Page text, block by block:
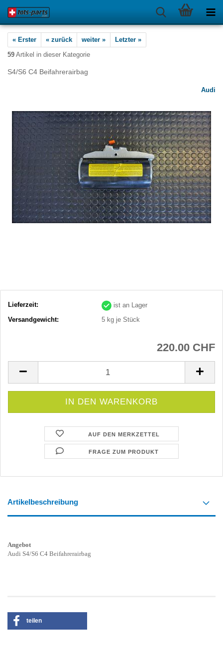
« Erster « zurück weiter »
Letzter »
59 Artikel in dieser Kategorie
S4/S6 C4 Beifahrerairbag
Audi
Lieferzeit:
ist an Lager
Versandgewicht:
5 kg je Stück
220.00 CHF
AUF DEN MERKZETTEL
FRAGE ZUM PRODUKT
Artikelbeschreibung
Angebot
Audi S4/S6 C4 Beifahrerairbag
teilen